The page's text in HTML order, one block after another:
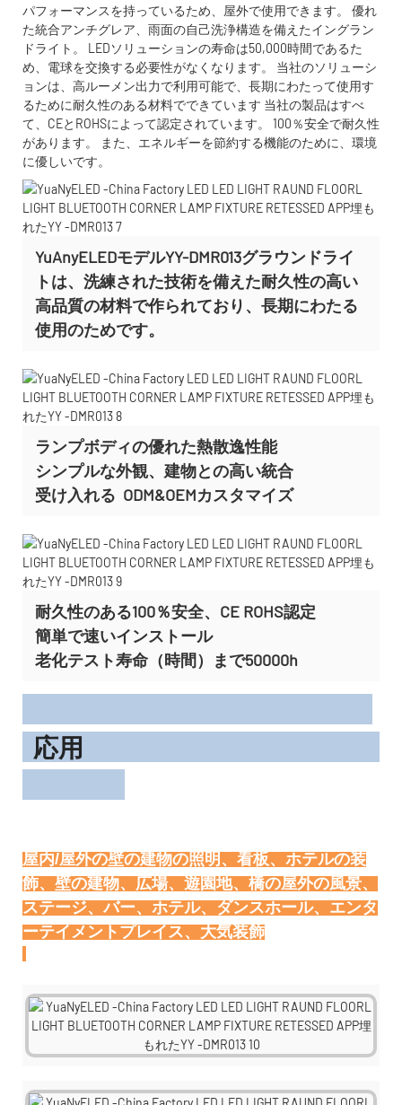
パフォーマンスを持っているため、屋外で使用できます。 優れ
た統合アンチグレア、雨面の自己洗浄構造を備えたイングラン
ドライト。 LEDソリューションの寿命は50,000時間であるた
め、電球を交換する必要性がなくなります。 当社のソリューシ
ョンは、高ルーメン出力で利用可能で、長期にわたって使用す
るために耐久性のある材料でできています 当社の製品はすべ
て、CEとROHSによって認定されています。 100％安全で耐久性
があります。 また、エネルギーを節約する機能のために、環境
に優しいです。
YuAnyELEDモデルYY-DMR013グラウンドライ
トは、洗練された技術を備えた耐久性の高い
高品質の材料で作られており、長期にわたる
使用のためです。
ランプボディの優れた熱散逸性能
シンプルな外観、建物との高い統合
受け入れる ODM&OEMカスタマイズ
耐久性のある100％安全、CE ROHS認定
簡単で速いインストール
老化テスト寿命（時間）まで50000h
応用
屋内/屋外の壁の建物の照明、看板、ホテルの装
飾、壁の建物、広場、遊園地、橋の屋外の風景、
ステージ、バー、ホテル、ダンスホール、エンタ